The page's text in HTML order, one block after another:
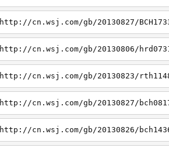
http://cn.wsj.com/gb/20130827/
http://cn.wsj.com/gb/20130806/
http://cn.wsj.com/gb/20130823/
http://cn.wsj.com/gb/20130827/
http://cn.wsj.com/gb/20130826/